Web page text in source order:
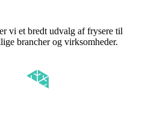
vi et bredt udvalg af frysere til
brancher og virksomheder.